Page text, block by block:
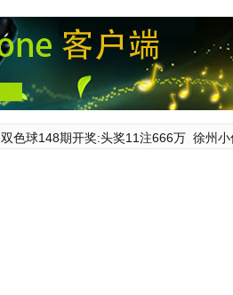
双色球148期开奖:头奖11注666万 徐州